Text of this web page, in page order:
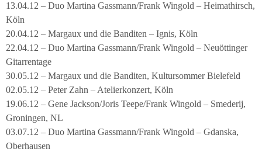
13.04.12 – Duo Martina Gassmann/Frank Wingold – Heimathirsch,
Köln
20.04.12 – Margaux und die Banditen – Ignis, Köln
22.04.12 – Duo Martina Gassmann/Frank Wingold – Neuöttinger
Gitarrentage
30.05.12 – Margaux und die Banditen, Kultursommer Bielefeld
02.05.12 – Peter Zahn – Atelierkonzert, Köln
19.06.12 – Gene Jackson/Joris Teepe/Frank Wingold – Smederij,
Groningen, NL
03.07.12 – Duo Martina Gassmann/Frank Wingold – Gdanska,
Oberhausen